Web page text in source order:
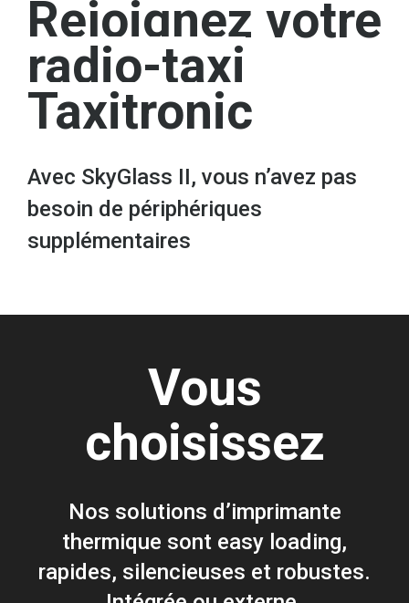
Rejoignez votre
radio-taxi
Taxitronic
Avec SkyGlass II, vous n’avez pas
besoin de périphériques
supplémentaires
Vous
choisissez
Nos solutions d’imprimante
thermique sont easy loading,
rapides, silencieuses et robustes.